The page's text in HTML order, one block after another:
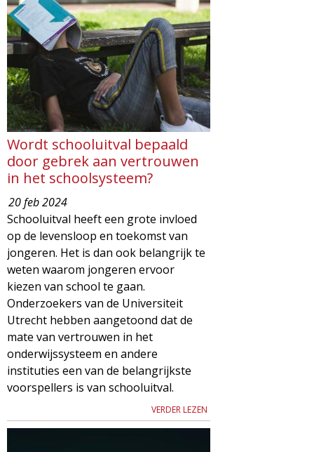
Wordt schooluitval bepaald
door gebrek aan vertrouwen
in het schoolsysteem?
20 feb 2024
Schooluitval heeft een grote invloed
op de levensloop en toekomst van
jongeren. Het is dan ook belangrijk te
weten waarom jongeren ervoor
kiezen van school te gaan.
Onderzoekers van de Universiteit
Utrecht hebben aangetoond dat de
mate van vertrouwen in het
onderwijssysteem en andere
instituties een van de belangrijkste
voorspellers is van schooluitval.
VERDER LEZEN